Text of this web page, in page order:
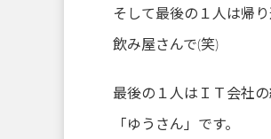
そして最後の１人は帰
飲み屋さんで(笑)
最後の１人はＩＴ会社
「ゆうさん」です。